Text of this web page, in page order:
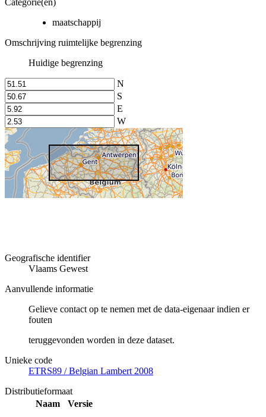
Categorie(en)
maatschappij
Omschrijving ruimtelijke begrenzing
Huidige begrenzing
N
S
E
W
Geografische identifier
Vlaams Gewest
Aanvullende informatie
Gelieve contact op te nemen met de data-eigenaar indien er
fouten
teruggevonden worden in deze dataset.
Unieke code
ETRS89 / Belgian Lambert 2008
Distributieformaat
Naam
Versie